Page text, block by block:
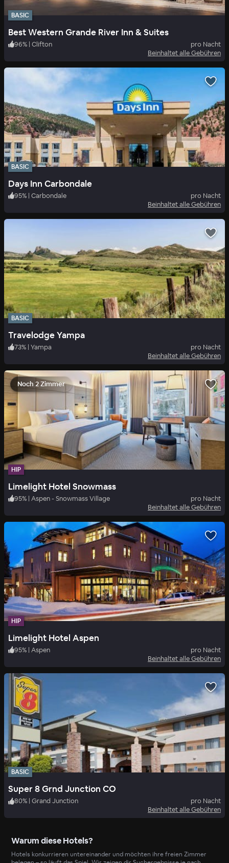
BASIC
Best Western Grande River Inn & Suites
96% | Clifton
pro Nacht
Beinhaltet alle Gebühren
BASIC
Days Inn Carbondale
95% | Carbondale
pro Nacht
Beinhaltet alle Gebühren
BASIC
Travelodge Yampa
73% | Yampa
pro Nacht
Beinhaltet alle Gebühren
Noch 2 Zimmer
HIP
Limelight Hotel Snowmass
95% | Aspen - Snowmass Village
pro Nacht
Beinhaltet alle Gebühren
HIP
Limelight Hotel Aspen
95% | Aspen
pro Nacht
Beinhaltet alle Gebühren
BASIC
Super 8 Grnd Junction CO
80% Grand Junction
pro Nacht
Beinhaltet alle Gebühren
Warum diese Hotels?
Hotels konkurrieren untereinander und möchten ihre freien Zimmer